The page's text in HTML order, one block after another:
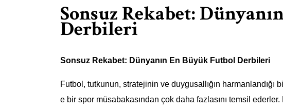
Sonsuz Rekabet:
Derbileri
Sonsuz Rekabet: Dünyanın En Büyük Futbol Derbileri
Futbol, tutkunun, stratejinin ve duygusallığın harmanlandığı
e bir spor müsabakasından çok daha fazlasını temsil